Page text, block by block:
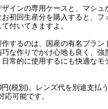
ザインの専用ケースと、マシュ
お初回生産分を購入すると、フ
付いてきますよ。
作するのは、国産の有名ブラン
巧な作りでかけ心地も良く、強
日常的に使用するにも快適なモ
(税別)。レンズ代を別途支払
応可能です。